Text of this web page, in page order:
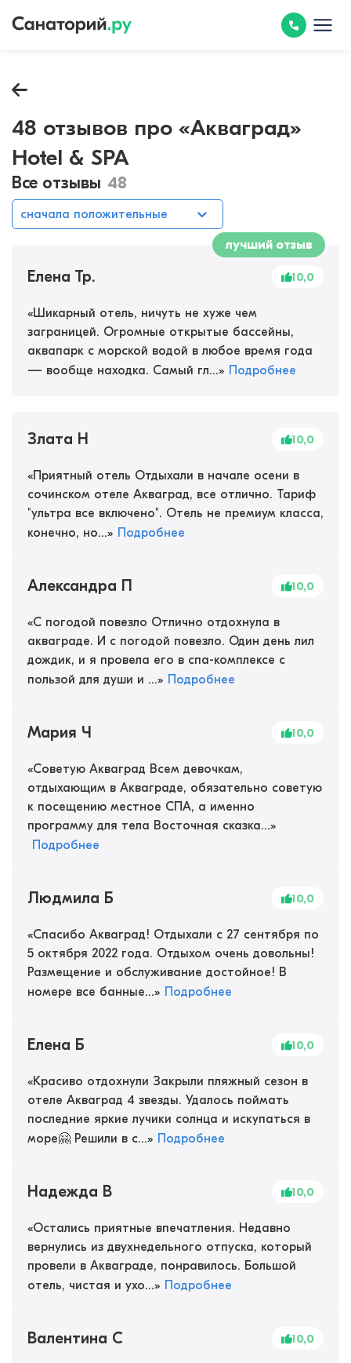
48 отзывов про «Акваград»
Hotel & SPA
Все отзывы 48
сначала положительные
лучший отзыв
Елена Тр. 10,0
«Шикарный отель, ничуть не хуже чем
заграницей. Огромные открытые бассейны,
аквапарк с морской водой в любое время года
— вообще находка. Самый гл...» Подробнее
Злата Н 10,0
«Приятный отель Отдыхали в начале осени в
сочинском отеле Акваград, все отлично. Тариф
"ультра все включено". Отель не премиум класса,
конечно, но...» Подробнее
Александра П 10,0
«С погодой повезло Отлично отдохнула в
акваграде. И с погодой повезло. Один день лил
дождик, и я провела его в спа-комплексе с
пользой для души и ...» Подробнее
Мария Ч 10,0
«Советую Акваград Всем девочкам,
отдыхающим в Акваграде, обязательно советую
к посещению местное СПА, а именно
программу для тела Восточная сказка...»
Подробнее
Людмила Б 10,0
«Спасибо Акваград! Отдыхали с 27 сентября по
5 октября 2022 года. Отдыхом очень довольны!
Размещение и обслуживание достойное! В
номере все банные...» Подробнее
Елена Б 10,0
«Красиво отдохнули Закрыли пляжный сезон в
отеле Акваград 4 звезды. Удалось поймать
последние яркие лучики солнца и искупаться в
море🤗 Решили в с...» Подробнее
Надежда В 10,0
«Остались приятные впечатления. Недавно
вернулись из двухнедельного отпуска, который
провели в Акваграде, понравилось. Большой
отель, чистая и ухо...» Подробнее
Валентина С 10,0